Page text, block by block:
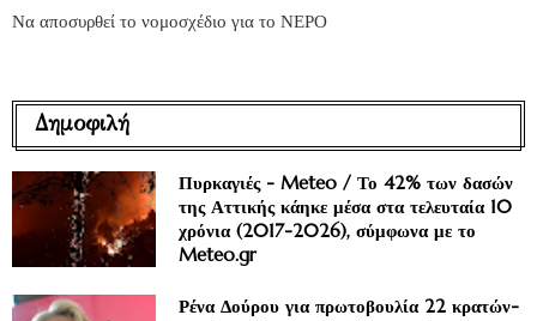
Να αποσυρθεί το νομοσχέδιο για το ΝΕΡΟ
Δημοφιλή
Πυρκαγιές - Meteo / Το 42% των δασών
της Αττικής κάηκε μέσα στα τελευταία 10
χρόνια (2017-2026), σύμφωνα με το
Meteo.gr
Ρένα Δούρου για πρωτοβουλία 22 κρατών-